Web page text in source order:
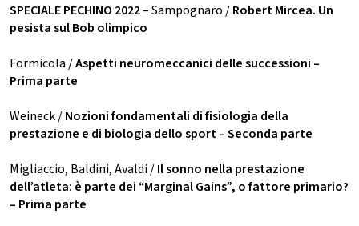
SPECIALE PECHINO 2022– Sampognaro /Robert Mircea. Un
pesista sul Bob olimpico
Formicola /Aspetti neuromeccanici delle successioni –
Prima parte
Weineck /Nozioni fondamentali di fisiologia della
prestazione e di biologia dello sport – Seconda parte
Migliaccio, Baldini, Avaldi /Il sonno nella prestazione
dell’atleta: è parte dei “Marginal Gains”, o fattore primario?
– Prima parte